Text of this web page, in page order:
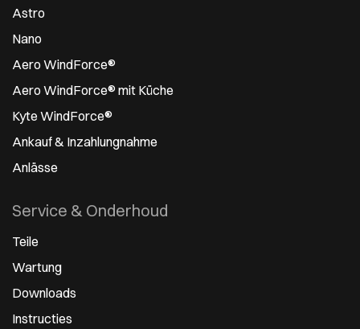
Astro
Nano
Aero WindForce®
Aero WindForce® mit Küche
Kyte WindForce®
Ankauf & Inzahlungnahme
Anlässe
Service & Onderhoud
Teile
Wartung
Downloads
Instructies